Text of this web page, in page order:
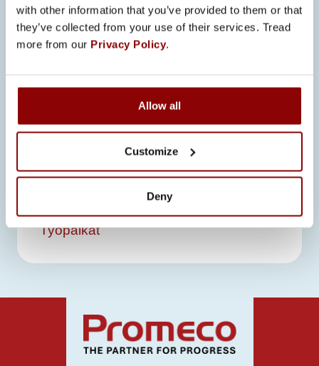
with other information that you’ve provided to them or that
they’ve collected from your use of their services. Tread
more from our Privacy Policy.
Allow all
Customize
Deny
ansioluetteloineen ja viimeistään
30.5.2024. Aloitamme työt heti sopivan
henkilön löytyessä, joten toimithan
Hakuaika on päättynyt. Tutustu
Työpaikat-sivuumme nähdäksesi
avoimet työpaikkamme.
Työpaikat